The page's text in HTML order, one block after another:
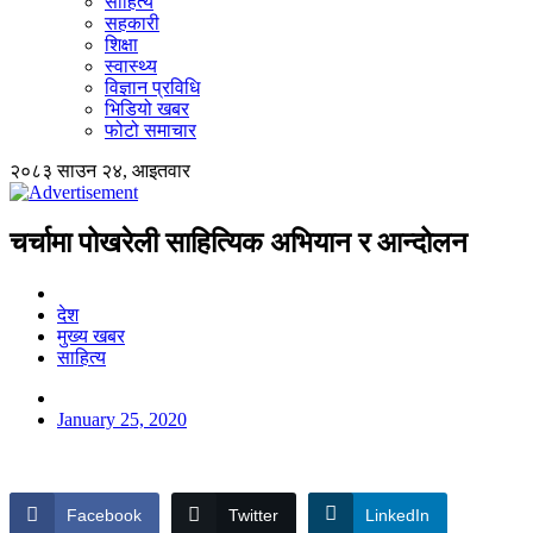
सहकारी
शिक्षा
स्वास्थ्य
विज्ञान प्रविधि
भिडियो खबर
फोटो समाचार
२०८३ साउन २४, आइतवार
चर्चामा पोखरेली साहित्यिक अभियान र आन्दोलन
देश
मुख्य खबर
साहित्य
January 25, 2020
Facebook Twitter LinkedIn